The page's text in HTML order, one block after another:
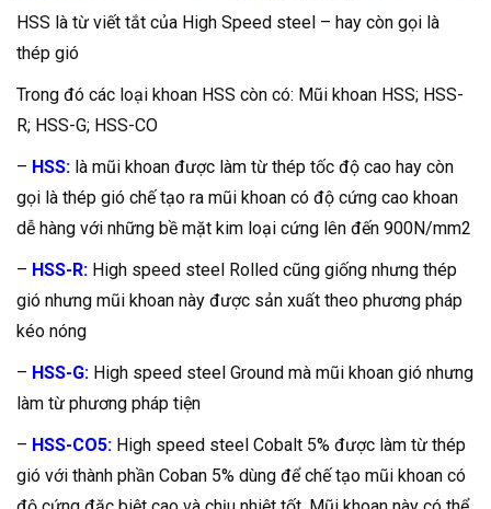
HSS là từ viết tắt của High Speed steel – hay còn gọi là
thép gió
Trong đó các loại khoan HSS còn có: Mũi khoan HSS; HSS-
R; HSS-G; HSS-CO
– HSS: là mũi khoan được làm từ thép tốc độ cao hay còn
gọi là thép gió chế tạo ra mũi khoan có độ cứng cao khoan
dễ hàng với những bề mặt kim loại cứng lên đến 900N/mm2
– HSS-R: High speed steel Rolled cũng giống nhưng thép
gió nhưng mũi khoan này được sản xuất theo phương pháp
kéo nóng
– HSS-G: High speed steel Ground mà mũi khoan gió nhưng
làm từ phương pháp tiện
– HSS-CO5: High speed steel Cobalt 5% được làm từ thép
gió với thành phần Coban 5% dùng để chế tạo mũi khoan có